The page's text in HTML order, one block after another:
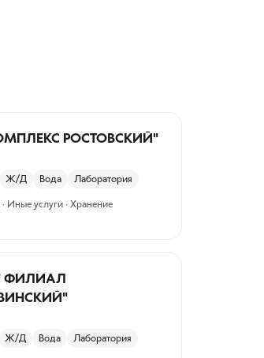
РОСТОВСКИЙ"
Ж/Д Вода Лаборатория
Иные услуги · Хранение
ФИЛИАЛ
Ж/Д Вода Лаборатория